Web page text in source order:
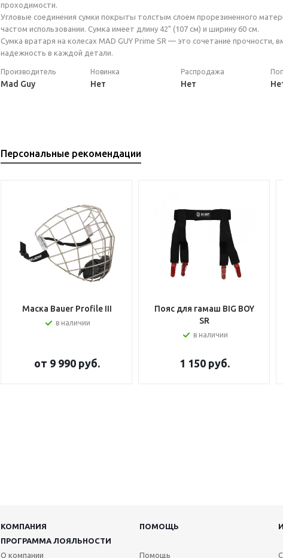
проходимости.
Угловые соединения сумки покрыты толстым слоем прорезиненного
частом использовании. Сумка имеет длину 42" (107 см) и ширину 60 см.
Сумка вратаря на колесах MAD GUY Prime SR — это сочетание
надежность в каждой детали.
Производитель
Mad Guy
Новинка
Нет
Распродажа
Нет
Персональные рекомендации
Маска Bauer Profile III
в наличии
от 9 990 руб.
Пояс для гамаш BIG BOY
SR
в наличии
1 150руб.
КОМПАНИЯ ПОМОЩЬ
ПРОГРАММА ЛОЯЛЬНОСТИ
О компании
Помощь